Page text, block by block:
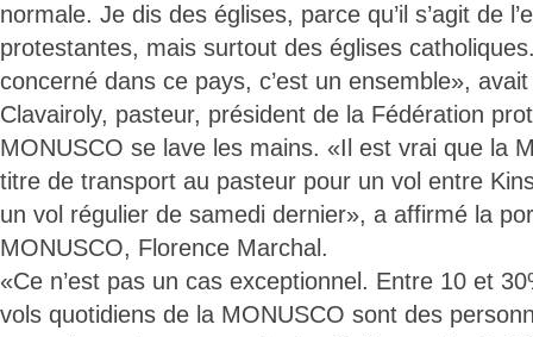
normale. Je dis des églises, parce qu’il s’agit de
protestantes, mais surtout des églises
concerné dans ce pays, c’est un ensemble»,
Clavairoly, pasteur, président de la Fédération
MONUSCO se lave les mains. «Il est vrai que la
titre de transport au pasteur pour un vol entre
un vol régulier de samedi dernier», a affirmé la
MONUSCO, Florence Marchal.
«Ce n’est pas un cas exceptionnel. Entre 10 et
vols quotidiens de la MONUSCO sont des